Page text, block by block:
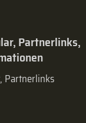
Partnerlinks,
Partnerlinks